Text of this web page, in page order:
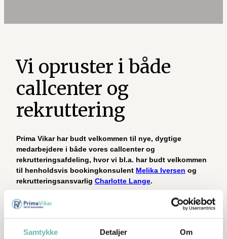
Samtykke Detaljer Om
Vi opruster i både
callcenter og
rekruttering
Prima Vikar har budt velkommen til nye, dygtige
medarbejdere i både vores callcenter og
rekrutteringsafdeling, hvor vi bl.a. har budt velkommen
til henholdsvis bookingkonsulent Melika Iversen og
rekrutteringsansvarlig Charlotte Lange.
Med de nye ansættelser styrker vi vores kapacitet og sikrer,
at vi kan levere den samme høje kvalitet og personlige
med, at vi vokser.